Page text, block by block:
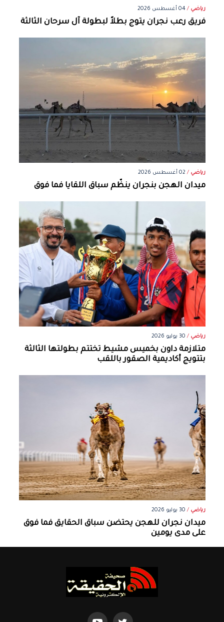
رياضي /04 أغسطس 2026
فريق رعب نجران يتوج بطلاً لبطولة آل سرحان الثالثة
رياضي / 02 أغسطس 2026
ميدان الهجن بنجران ينظّم سباق اللقايا فما فوق
رياضي / 30 يوليو 2026
متلازمة داون بخميس مشيط تختتم بطولتها الثالثة
بتتويج أكاديمية الصقور باللقب
رياضي / 30 يوليو 2026
ميدان نجران للهجن يحتضن سباق الحقايق فما فوق
على مدى يومين